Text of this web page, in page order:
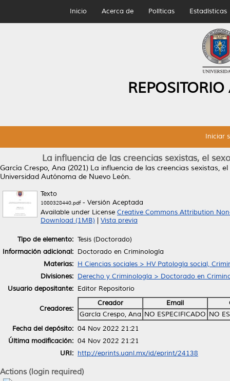
Inicio Acerca de Políticas Estadísticas
Iniciar
La influencia de las creencias sexistas, el
García Crespo, Ana (2021) La influencia de las creencias sexistas,
Universidad Autónoma de Nuevo León.
Texto
1080328440.pdf- Versión Aceptada
Available under License Creative Commons Attribution
Download (1MB)
Vista previa
Tipo de elemento: Tesis (Doctorado)
Información adicional: Doctorado en Criminología
Materias: H Ciencias sociales > HV Patología social,
Divisiones: Derecho y Criminología > Doctorado en
Usuario depositante: Editor Repositorio
Creadores:
Creador Email
García Crespo, Ana NO ESPECIFICADO NO
Fecha del depósito: 04 Nov 2022 21:21
Última modificación: 04 Nov 2022 21:21
URI: http://eprints.uanl.mx/id/eprint/24138
Actions (login required)